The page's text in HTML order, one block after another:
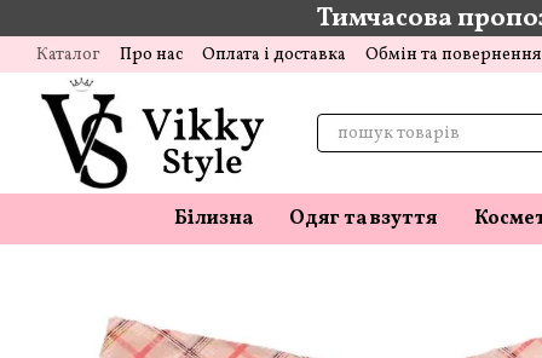
Тимчасова
Каталог Про нас Оплата і доставка
Обмін та повернення
Відгуки про магазин
Блог
Білизна Одяг та взуття